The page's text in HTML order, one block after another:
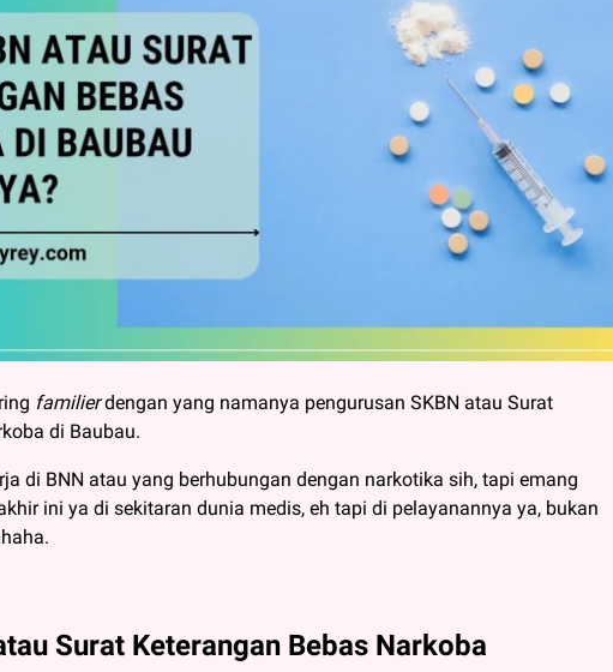
familierdengan yang namanya pengurusan SKBN atau Surat
di Baubau.
di BNN atau yang berhubungan dengan narkotika sih, tapi emang
ini ya di sekitaran dunia medis, eh tapi di pelayanannya ya, bukan
Surat Keterangan Bebas Narkoba